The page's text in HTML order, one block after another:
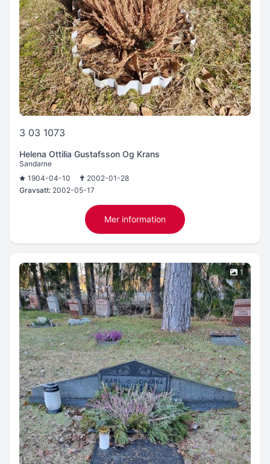
3 03 1073
Helena Ottilia Gustafsson Og Krans
Sandarne
1904-04-10
2002-01-28
Gravsatt: 2002-05-17
Mer information
1